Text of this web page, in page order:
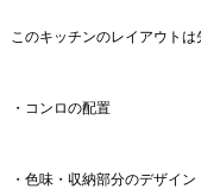
このキッチンのレイアウトは
・コンロの配置
・色味・収納部分のデザイン